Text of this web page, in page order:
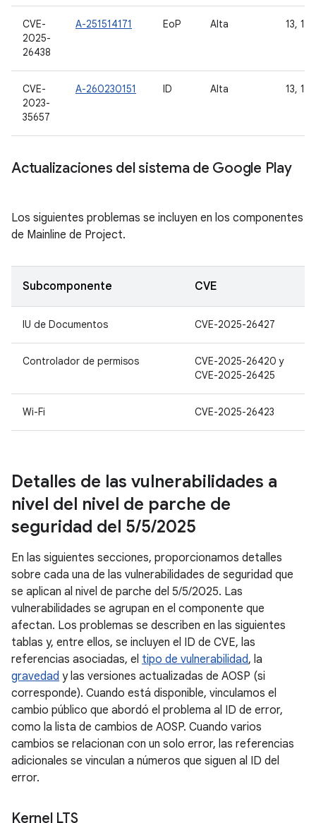
CVE-
2025-
26438
A-251514171 EoP Alta 13, 14
CVE-
2023-
35657
A-260230151 ID Alta 13, 14
Actualizaciones del sistema de Google Play
Los siguientes problemas se incluyen en los componentes
de Mainline de Project.
Subcomponente CVE
IU de Documentos CVE-2025-26427
Controlador de permisos
CVE-2025-26420 y
CVE-2025-26425
Wi-Fi CVE-2025-26423
Detalles de las vulnerabilidades a
nivel del nivel de parche de
seguridad del 5/5/2025
En las siguientes secciones, proporcionamos detalles
sobre cada una de las vulnerabilidades de seguridad que
se aplican al nivel de parche del 5/5/2025. Las
vulnerabilidades se agrupan en el componente que
afectan. Los problemas se describen en las siguientes
tablas y, entre ellos, se incluyen el ID de CVE, las
referencias asociadas, el tipo de vulnerabilidad, la
gravedad y las versiones actualizadas de AOSP (si
corresponde). Cuando está disponible, vinculamos el
cambio público que abordó el problema al ID de error,
como la lista de cambios de AOSP. Cuando varios
cambios se relacionan con un solo error, las referencias
adicionales se vinculan a números que siguen al ID del
error.
Kernel LTS